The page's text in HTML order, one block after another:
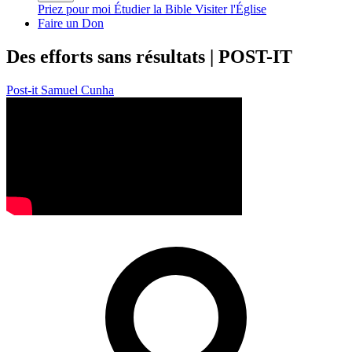
Priez pour moi Étudier la Bible Visiter l'Église
Faire un Don
Des efforts sans résultats | POST-IT
Post-it Samuel Cunha